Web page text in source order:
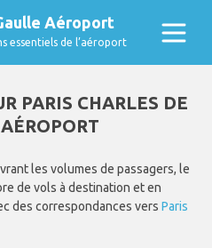
Aéroport
essentiels de l’aéroport
PARIS CHARLES DE
les volumes de passagers, le
de vols à destination et en
des correspondances vers Paris